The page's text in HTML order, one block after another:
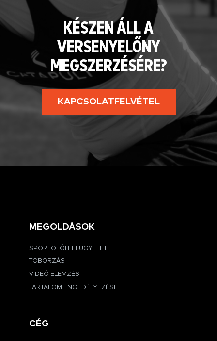
KÉSZEN ÁLL A
VERSENYELŐNY
MEGSZERZÉSÉRE?
KAPCSOLATFELVÉTEL
MEGOLDÁSOK
SPORTOLÓI FELÜGYELET
TOBORZÁS
VIDEÓ ELEMZÉS
TARTALOM ENGEDÉLYEZÉSE
CÉG